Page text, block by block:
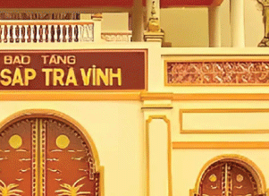
Du lịch Huế, bạn có thể tham quan Đại Nội; các lăng